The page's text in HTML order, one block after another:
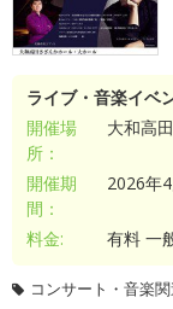
ライブ・音楽イベ
開催場
所：
大和高
開催期
間：
2026年
料金: 有料 一
コンサート・音楽